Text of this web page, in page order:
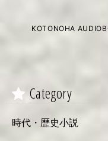
KOTONOHA
Category
時代・歴史小説